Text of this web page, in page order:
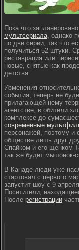
Пока что
мультсериала, однако
по две серии, так что
получиться 52 штуки.
реставрация или
новые, снятые как
детства.
Изменения
события, теперь не
прилагающей нему
агентстве, в обители
комплексе до
современные
персонажей, поэтому и
обществе лишь друг
Спайком и его щенком
так же будет мышонок-
В Канаде люди уже
стартовал с первого
запустит шоу с 9
Посетители,
После регистрации